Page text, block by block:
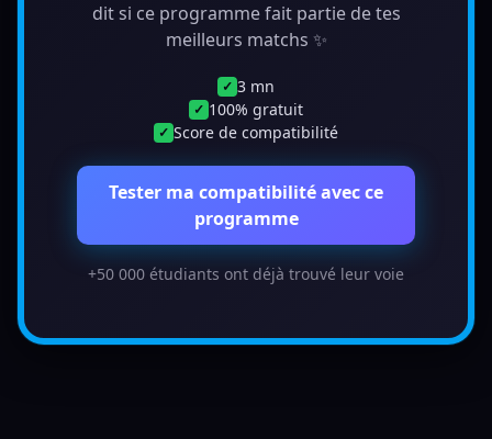
dit si ce programme fait partie de tes
meilleurs matchs ✨
✓ 3 mn
✓ 100% gratuit
✓ Score de compatibilité
Tester ma compatibilité avec ce
programme
+50 000 étudiants ont déjà trouvé leur voie